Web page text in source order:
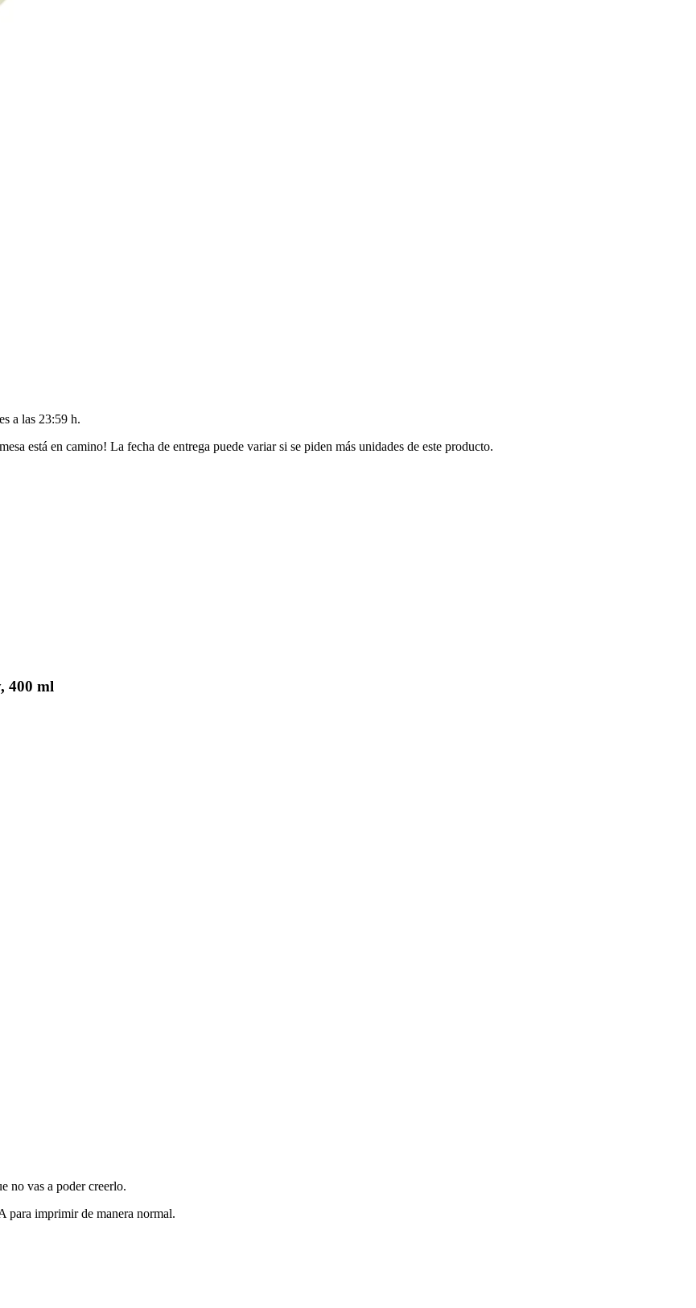
a las 23:59 h.
está en camino! La fecha de entrega puede variar si se piden más unidades de este producto.
400 ml
no vas a poder creerlo.
para imprimir de manera normal.